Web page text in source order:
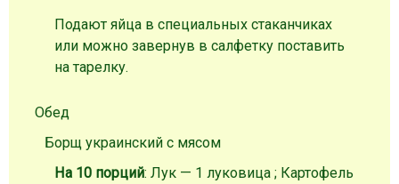
Подают яйца в специальных стаканчиках
или можно завернув в салфетку поставить
на тарелку.
Обед
Борщ украинский с мясом
На 10 порций: Лук — 1 луковица ; Картофель